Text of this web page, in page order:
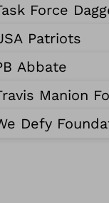
Force
Patriots
Abbate
Manion
Defy